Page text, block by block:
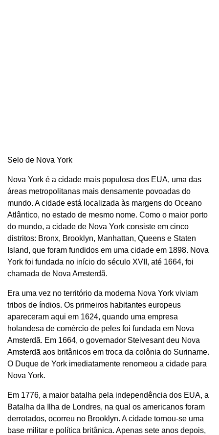
Selo de Nova York
Nova York é a cidade mais populosa dos EUA, uma das
áreas metropolitanas mais densamente povoadas do
mundo. A cidade está localizada às margens do Oceano
Atlântico, no estado de mesmo nome. Como o maior porto
do mundo, a cidade de Nova York consiste em cinco
distritos: Bronx, Brooklyn, Manhattan, Queens e Staten
Island, que foram fundidos em uma cidade em 1898. Nova
York foi fundada no início do século XVII, até 1664, foi
chamada de Nova Amsterdã.
Era uma vez no território da moderna Nova York viviam
tribos de índios. Os primeiros habitantes europeus
apareceram aqui em 1624, quando uma empresa
holandesa de comércio de peles foi fundada em Nova
Amsterdã. Em 1664, o governador Steivesant deu Nova
Amsterdã aos britânicos em troca da colônia do Suriname.
O Duque de York imediatamente renomeou a cidade para
Nova York.
Em 1776, a maior batalha pela independência dos EUA, a
Batalha da Ilha de Londres, na qual os americanos foram
derrotados, ocorreu no Brooklyn. A cidade tornou-se uma
base militar e política britânica. Apenas sete anos depois,